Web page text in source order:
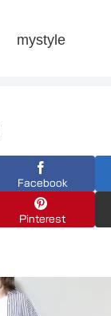
mystyle
Facebook
Pinterest